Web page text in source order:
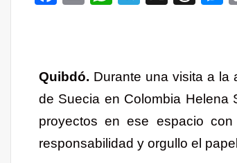
Quibdó. Durante una visita a la
de Suecia en Colombia Helena
proyectos en ese espacio
responsabilidad y orgullo el